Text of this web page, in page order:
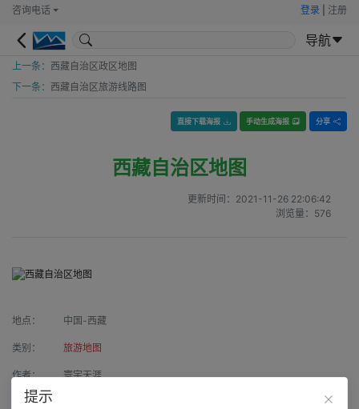
咨询电话 登录 注册
导航
上一条： 西藏自治区政区地图
下一条： 西藏自治区旅游线路图
直接下载海报 手动生成海报 分享
西藏自治区地图
更新时间： 2021-11-26 22:06:42
浏览量： 576
地点： 中国-西藏
类别： 旅游地图
作者： 寰宇天涯
来源：
提示